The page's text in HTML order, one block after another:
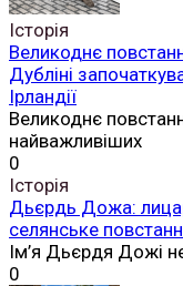
Історія
Великоднє
Дубліні
Ірландії
Великоднє
найважливіших
0
Історія
Дьєрдь Дожа:
селянське
Ім’я Дьєрдя Дожі
0